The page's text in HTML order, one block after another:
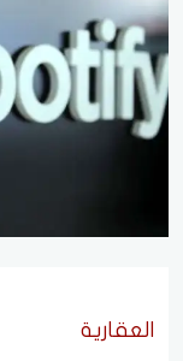
العقارية